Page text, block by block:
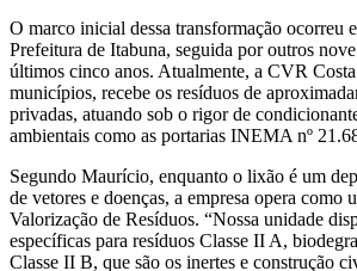
O marco inicial dessa transformação ocorreu
Prefeitura de Itabuna, seguida por outros
últimos cinco anos. Atualmente, a CVR
municípios, recebe os resíduos de
privadas, atuando sob o rigor de
ambientais como as portarias INEMA nº
Segundo Maurício, enquanto o lixão é um
de vetores e doenças, a empresa opera como
Valorização de Resíduos. “Nossa unidade
específicas para resíduos Classe II A,
Classe II B, que são os inertes e construção